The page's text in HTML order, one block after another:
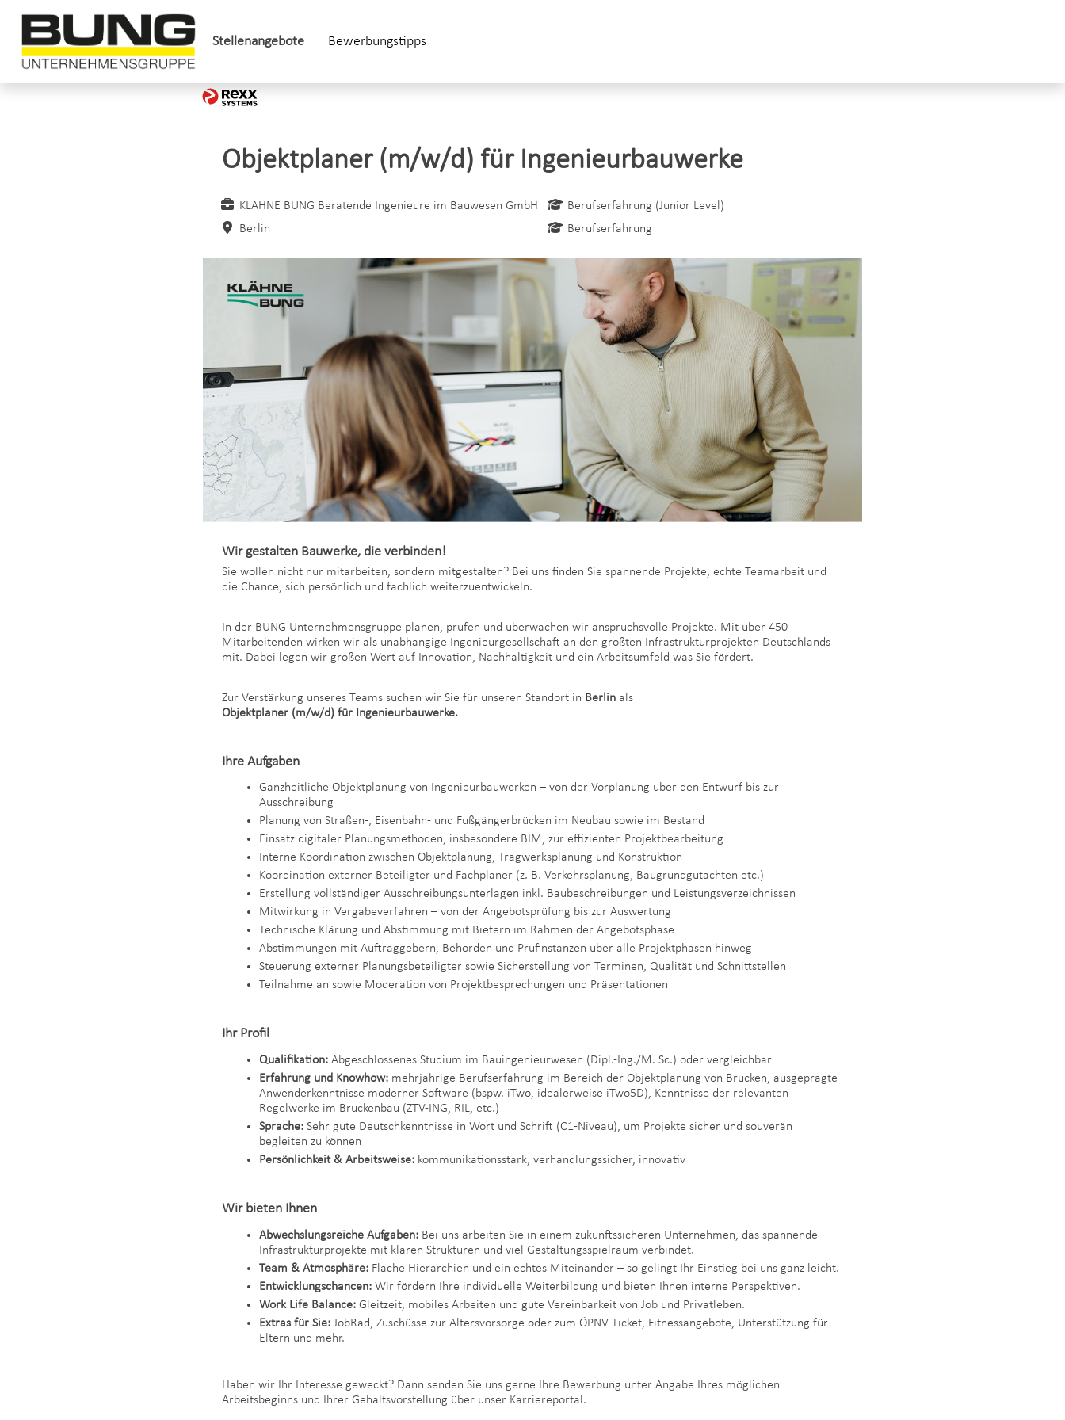
Stellenangebote Bewerbungstipps
Objektplaner (m/w/d) für Ingenieurbauwerke
KLÄHNE BUNG Beratende Ingenieure im Bauwesen GmbH
Berlin
Berufserfahrung (Junior Level)
Berufserfahrung
Wir gestalten Bauwerke, die verbinden!
Sie wollen nicht nur mitarbeiten, sondern mitgestalten? Bei uns finden Sie spannende Projekte, echte Teamarbeit und
die Chance, sich persönlich und fachlich weiterzuentwickeln.
In der BUNG Unternehmensgruppe planen, prüfen und überwachen wir anspruchsvolle Projekte. Mit über 450
Mitarbeitenden wirken wir als unabhängige Ingenieurgesellschaft an den größten Infrastrukturprojekten Deutschlands
mit. Dabei legen wir großen Wert auf Innovation, Nachhaltigkeit und ein Arbeitsumfeld was Sie fördert.
Zur Verstärkung unseres Teams suchen wir Sie für unseren Standort in Berlin als
Objektplaner (m/w/d) für Ingenieurbauwerke.
Ihre Aufgaben
Ganzheitliche Objektplanung von Ingenieurbauwerken – von der Vorplanung über den Entwurf bis zur
Ausschreibung
Planung von Straßen-, Eisenbahn- und Fußgängerbrücken im Neubau sowie im Bestand
Einsatz digitaler Planungsmethoden, insbesondere BIM, zur effizienten Projektbearbeitung
Interne Koordination zwischen Objektplanung, Tragwerksplanung und Konstruktion
Koordination externer Beteiligter und Fachplaner (z. B. Verkehrsplanung, Baugrundgutachten etc.)
Erstellung vollständiger Ausschreibungsunterlagen inkl. Baubeschreibungen und Leistungsverzeichnissen
Mitwirkung in Vergabeverfahren – von der Angebotsprüfung bis zur Auswertung
Technische Klärung und Abstimmung mit Bietern im Rahmen der Angebotsphase
Abstimmungen mit Auftraggebern, Behörden und Prüfinstanzen über alle Projektphasen hinweg
Steuerung externer Planungsbeteiligter sowie Sicherstellung von Terminen, Qualität und Schnittstellen
Teilnahme an sowie Moderation von Projektbesprechungen und Präsentationen
Ihr Profil
Qualifikation: Abgeschlossenes Studium im Bauingenieurwesen (Dipl.-Ing./M. Sc.) oder vergleichbar
Erfahrung und Knowhow: mehrjährige Berufserfahrung im Bereich der Objektplanung von Brücken, ausgeprägte
Anwenderkenntnisse moderner Software (bspw. iTwo, idealerweise iTwo5D), Kenntnisse der relevanten
Regelwerke im Brückenbau (ZTV-ING, RIL, etc.)
Sprache: Sehr gute Deutschkenntnisse in Wort und Schrift (C1-Niveau), um Projekte sicher und souverän
begleiten zu können
Persönlichkeit & Arbeitsweise: kommunikationsstark, verhandlungssicher, innovativ
Wir bieten Ihnen
Abwechslungsreiche Aufgaben: Bei uns arbeiten Sie in einem zukunftssicheren Unternehmen, das spannende
Infrastrukturprojekte mit klaren Strukturen und viel Gestaltungsspielraum verbindet.
Team & Atmosphäre: Flache Hierarchien und ein echtes Miteinander – so gelingt Ihr Einstieg bei uns ganz leicht.
Entwicklungschancen: Wir fördern Ihre individuelle Weiterbildung und bieten Ihnen interne Perspektiven.
Work Life Balance: Gleitzeit, mobiles Arbeiten und gute Vereinbarkeit von Job und Privatleben.
Extras für Sie: JobRad, Zuschüsse zur Altersvorsorge oder zum ÖPNV-Ticket, Fitnessangebote, Unterstützung für
Eltern und mehr.
Haben wir Ihr Interesse geweckt? Dann senden Sie uns gerne Ihre Bewerbung unter Angabe Ihres möglichen
Arbeitsbeginns und Ihrer Gehaltsvorstellung über unser Karriereportal.